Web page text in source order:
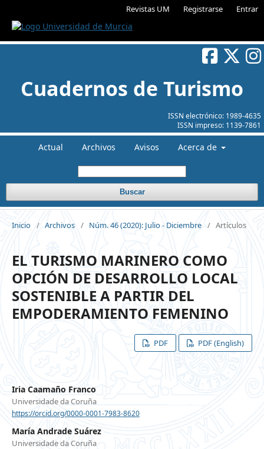
Revistas UM Registrarse Entrar
ISSN electrónico: 1989-4635
ISSN impreso: 1139-7861
Cuadernos de Turismo
Actual Archivos Avisos Acerca de
Buscar
Inicio / Archivos / Núm. 46 (2020): Julio - Diciembre / Artículos
EL TURISMO MARINERO COMO
OPCIÓN DE DESARROLLO LOCAL
SOSTENIBLE A PARTIR DEL
EMPODERAMIENTO FEMENINO
PDF PDF (English)
Iria Caamaño Franco
Universidade da Coruña
https://orcid.org/0000-0001-7983-8620
María Andrade Suárez
Universidade da Coruña